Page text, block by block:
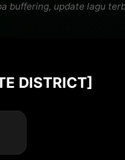
buffering, update lagu
DISTRICT]